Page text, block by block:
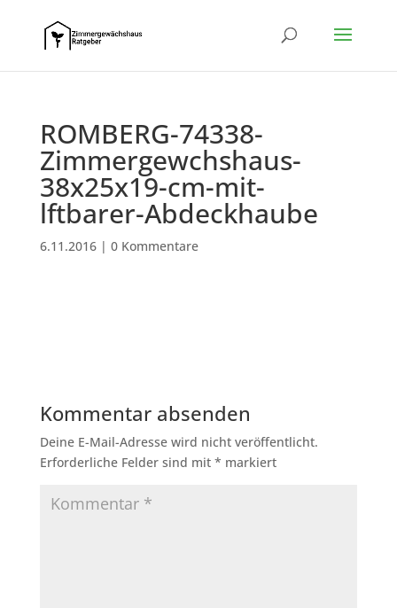
ROMBERG-74338-
Zimmergewchshaus-
38x25x19-cm-mit-
lftbarer-Abdeckhaube
6.11.2016| 0 Kommentare
Kommentar absenden
Deine E-Mail-Adresse wird nicht veröffentlicht.
Erforderliche Felder sind mit * markiert